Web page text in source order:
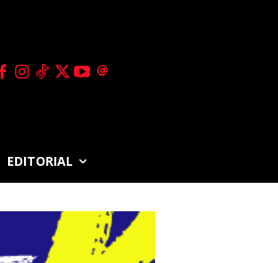
EDITORIAL